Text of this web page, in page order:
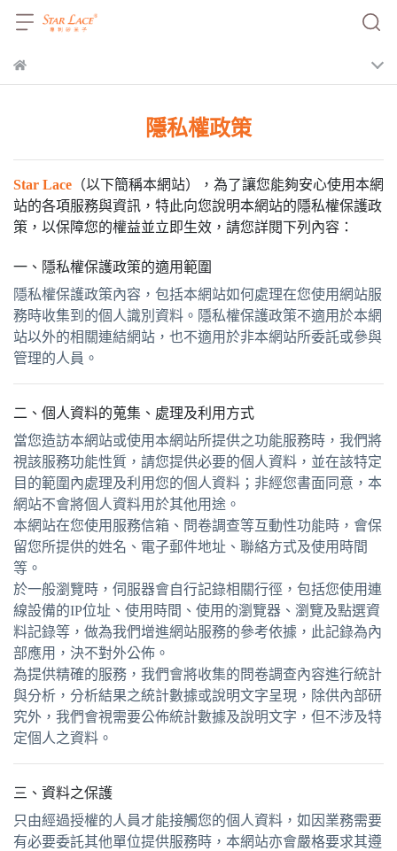
隱私權政策
Star Lace （以下簡稱本網站），為了讓您能夠安心使用本網
站的各項服務與資訊，特此向您說明本網站的隱私權保護政
策，以保障您的權益並立即生效，請您詳閱下列內容：
一、隱私權保護政策的適用範圍
隱私權保護政策內容，包括本網站如何處理在您使用網站服
務時收集到的個人識別資料。隱私權保護政策不適用於本網
站以外的相關連結網站，也不適用於非本網站所委託或參與
管理的人員。
二、個人資料的蒐集、處理及利用方式
當您造訪本網站或使用本網站所提供之功能服務時，我們將
視該服務功能性質，請您提供必要的個人資料，並在該特定
目的範圍內處理及利用您的個人資料；非經您書面同意，本
網站不會將個人資料用於其他用途。
本網站在您使用服務信箱、問卷調查等互動性功能時，會保
留您所提供的姓名、電子郵件地址、聯絡方式及使用時間
等。
於一般瀏覽時，伺服器會自行記錄相關行徑，包括您使用連
線設備的IP位址、使用時間、使用的瀏覽器、瀏覽及點選資
料記錄等，做為我們增進網站服務的參考依據，此記錄為內
部應用，決不對外公佈。
為提供精確的服務，我們會將收集的問卷調查內容進行統計
與分析，分析結果之統計數據或說明文字呈現，除供內部研
究外，我們會視需要公佈統計數據及說明文字，但不涉及特
定個人之資料。
三、資料之保護
只由經過授權的人員才能接觸您的個人資料，如因業務需要
有必要委託其他單位提供服務時，本網站亦會嚴格要求其遵